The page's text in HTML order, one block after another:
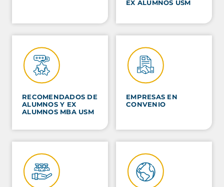
EX ALUMNOS USM
RECOMENDADOS DE
ALUMNOS Y EX
ALUMNOS MBA USM
EMPRESAS EN
CONVENIO